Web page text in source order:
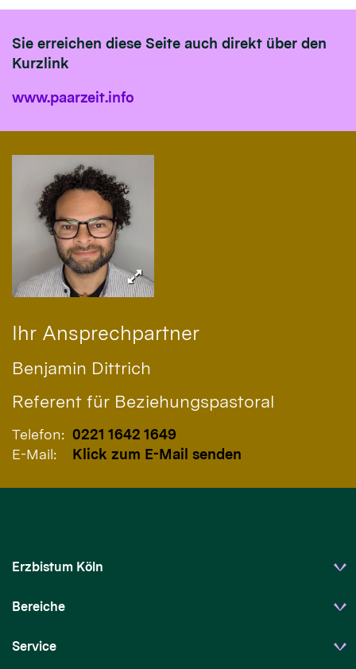
Sie erreichen diese Seite auch direkt über den
Kurzlink
www.paarzeit.info
Ihr Ansprechpartner
Benjamin Dittrich
Referent für Beziehungspastoral
Telefon: 0221 1642 1649
E-Mail:
Klick zum E-Mail senden
Erzbistum Köln
Bereiche
Service